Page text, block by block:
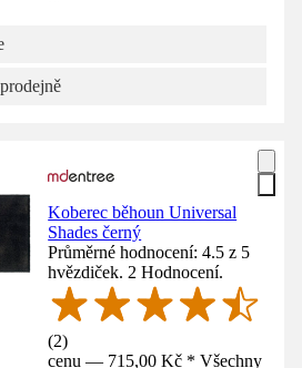
Koberec běhoun Universal
Shades černý
Průměrné hodnocení: 4.5 z 5
hvězdiček. 2 Hodnocení.
(2)
cenu — 715,00 Kč * Všechny